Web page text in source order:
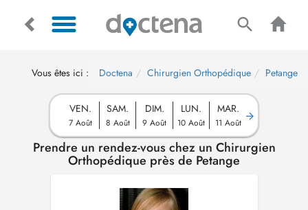
Vous êtes ici : Doctena Chirurgien Orthopédique Petange
VEN.
7 Août
SAM.
8 Août
DIM.
9 Août
LUN.
10 Août
MAR.
11 Août
Prendre un rendez-vous chez un Chirurgien
Orthopédique près de Petange